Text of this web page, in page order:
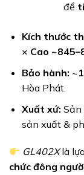
để
Kích thước
× Cao
Bảo hành: ~
Hòa Phát.
Xuất xứ: Sản
sản xuất &
GL402Xlà
chức đông